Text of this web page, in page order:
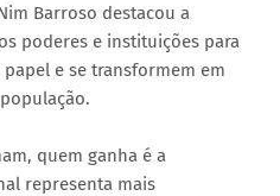
Barroso destacou a
poderes e instituições para
e se transformem em
quem ganha é a
representa mais